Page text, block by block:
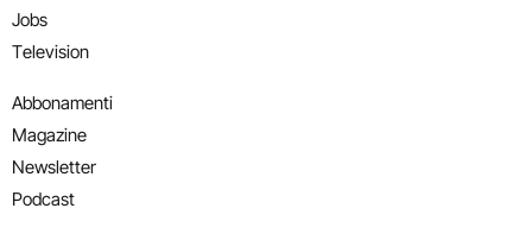
Jobs
Television
Abbonamenti
Magazine
Newsletter
Podcast